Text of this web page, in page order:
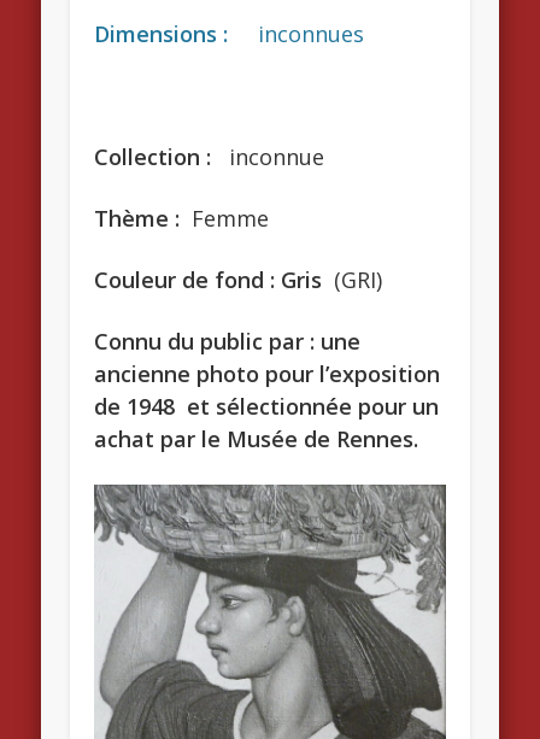
Dimensions : inconnues
Collection : inconnue
Thème : Femme
Couleur de fond : Gris (GRI)
Connu du public par : une
ancienne photo pour l’exposition
de 1948 et sélectionnée pour un
achat par le Musée de Rennes.